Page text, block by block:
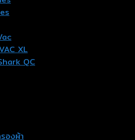
XL
QC
องผ้า